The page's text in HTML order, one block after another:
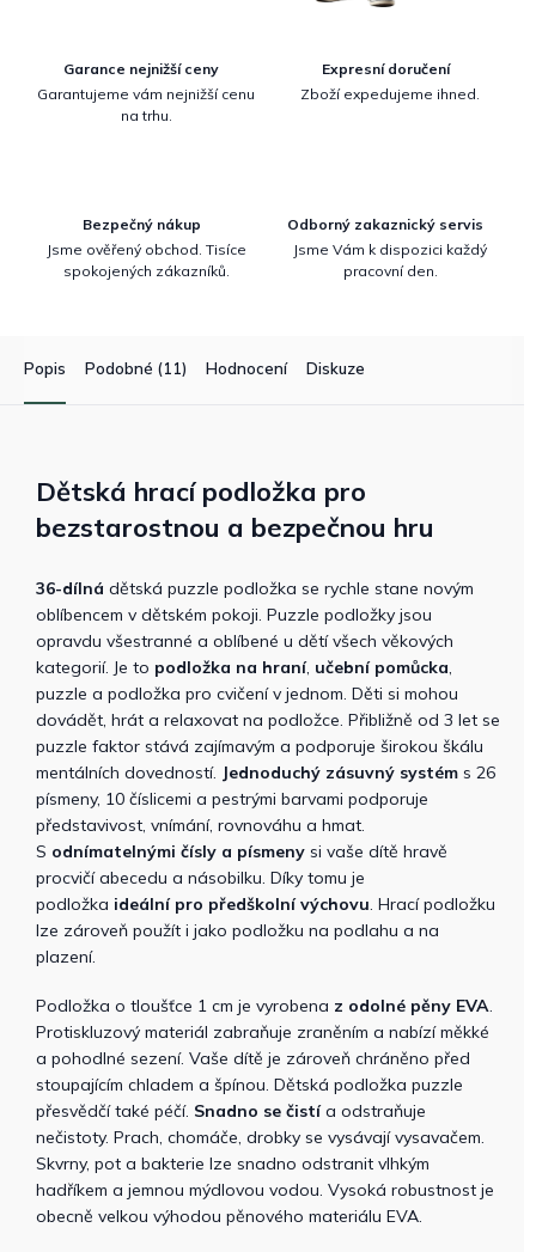
Garance nejnižší ceny
Garantujeme vám nejnižší cenu
na trhu.
Expresní doručení
Zboží expedujeme ihned.
Bezpečný nákup
Jsme ověřený obchod. Tisíce
spokojených zákazníků.
Odborný zakaznický servis
Jsme Vám k dispozici každý
pracovní den.
Popis Podobné (11) Hodnocení Diskuze
Dětská hrací podložka pro
bezstarostnou a bezpečnou hru
36-dílná dětská puzzle podložka se rychle stane novým
oblíbencem v dětském pokoji. Puzzle podložky jsou
opravdu všestranné a oblíbené u dětí všech věkových
kategorií. Je to podložka na hraní, učební pomůcka,
puzzle a podložka pro cvičení v jednom. Děti si mohou
dovádět, hrát a relaxovat na podložce. Přibližně od 3 let se
puzzle faktor stává zajímavým a podporuje širokou škálu
mentálních dovedností. Jednoduchý zásuvný systém s 26
písmeny, 10 číslicemi a pestrými barvami podporuje
představivost, vnímání, rovnováhu a hmat.
S odnímatelnými čísly a písmeny si vaše dítě hravě
procvičí abecedu a násobilku. Díky tomu je
podložka ideální pro předškolní výchovu. Hrací podložku
lze zároveň použít i jako podložku na podlahu a na
plazení.
Podložka o tloušťce 1 cm je vyrobena z odolné pěny EVA.
Protiskluzový materiál zabraňuje zraněním a nabízí měkké
a pohodlné sezení. Vaše dítě je zároveň chráněno před
stoupajícím chladem a špínou. Dětská podložka puzzle
přesvědčí také péčí. Snadno se čistí a odstraňuje
nečistoty. Prach, chomáče, drobky se vysávají vysavačem.
Skvrny, pot a bakterie lze snadno odstranit vlhkým
hadříkem a jemnou mýdlovou vodou. Vysoká robustnost je
obecně velkou výhodou pěnového materiálu EVA.